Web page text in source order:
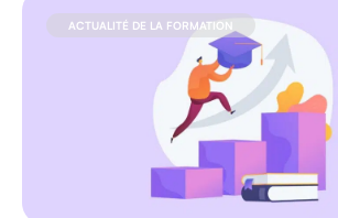
ACTUALITÉ DE LA FORMATION